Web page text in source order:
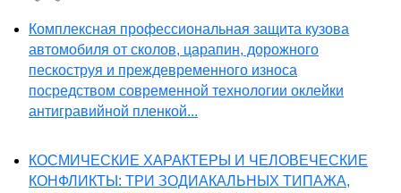
Комплексная профессиональная защита кузова
автомобиля от сколов, царапин, дорожного
пескоструя и преждевременного износа
посредством современной технологии оклейки
антигравийной пленкой...
КОСМИЧЕСКИЕ ХАРАКТЕРЫ И ЧЕЛОВЕЧЕСКИЕ
КОНФЛИКТЫ: ТРИ ЗОДИАКАЛЬНЫХ ТИПАЖА,